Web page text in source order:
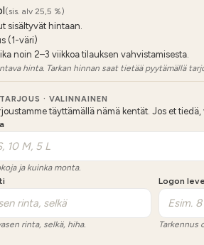
(sis. alv 25,5 %)
sisältyvät hintaan.
(1-väri)
noin 2–3 viikkoa tilauksen vahvistamisesta.
hinta. Tarkan hinnan saat tietää pyytämällä
· VALINNAINEN
täyttämällä nämä kentät. Jos et
ja kuinka monta.
rinta, selkä, hiha.
Logon
Tarkennus